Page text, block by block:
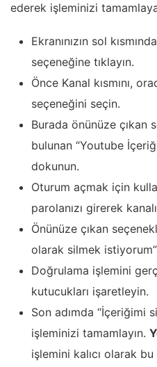
ederek işleminizi
Ekranınızın sol
seçeneğine tıklayın.
Önce Kanal kısmını,
seçeneğini seçin.
Burada önünüze çıkan
bulunan “Youtube
dokunun.
Oturum açmak için
parolanızı girerek
Önünüze çıkan
olarak silmek istiyorum”
Doğrulama işlemini
kutucukları işaretleyin.
Son adımda “İçeriğimi
işleminizi tamamlayın.
işlemini kalıcı olarak